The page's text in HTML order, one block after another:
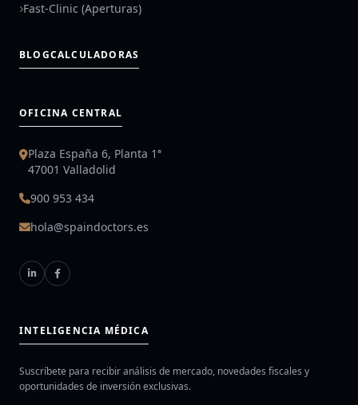
Fast-Clinic (Aperturas)
BLOGCALCULADORAS
OFICINA CENTRAL
Plaza España 6, Planta 1ª
47001 Valladolid
900 953 434
hola@spaindoctors.es
INTELIGENCIA MÉDICA
Suscríbete para recibir análisis de mercado, novedades fiscales y
oportunidades de inversión exclusivas.